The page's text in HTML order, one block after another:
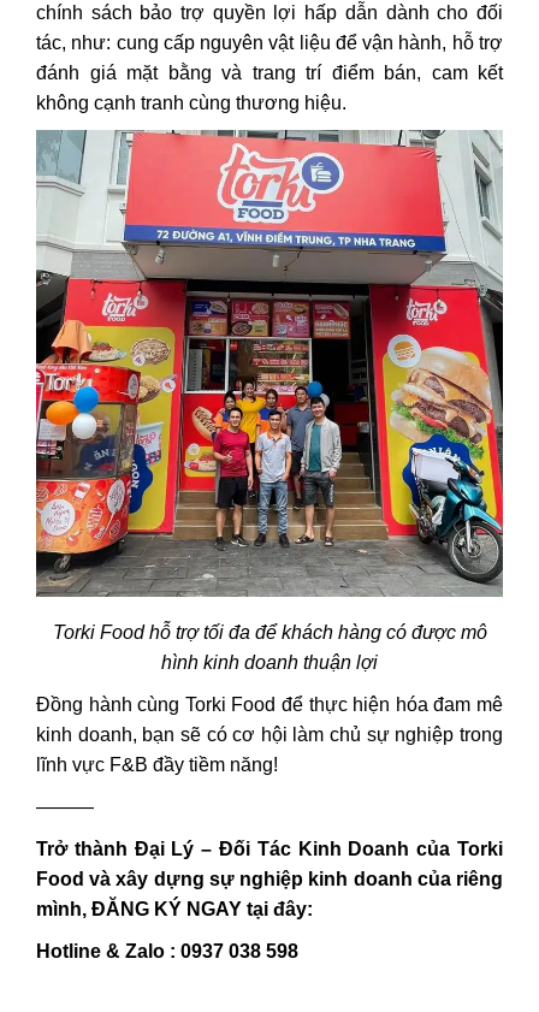
chính sách bảo trợ quyền lợi hấp dẫn dành cho đối
tác, như: cung cấp nguyên vật liệu để vận hành, hỗ trợ
đánh giá mặt bằng và trang trí điểm bán, cam kết
không cạnh tranh cùng thương hiệu.
Torki Food hỗ trợ tối đa để khách hàng có được mô
hình kinh doanh thuận lợi
Đồng hành cùng Torki Food để thực hiện hóa đam mê
kinh doanh, bạn sẽ có cơ hội làm chủ sự nghiệp trong
lĩnh vực F&B đầy tiềm năng!
———
Trở thành Đại Lý – Đối Tác Kinh Doanh của Torki
Food và xây dựng sự nghiệp kinh doanh của riêng
mình, ĐĂNG KÝ NGAY tại đây:
Hotline & Zalo : 0937 038 598